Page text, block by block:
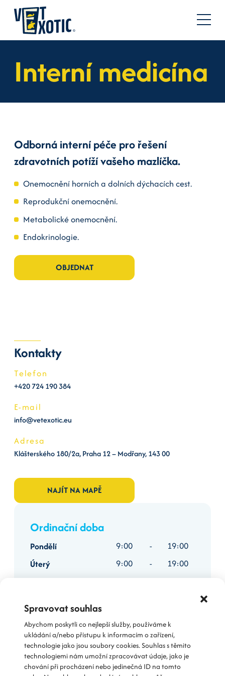
Spravovat souhlas
Abychom poskytli co nejlepší služby, používáme k
ukládání a/nebo přístupu k informacím o zařízení,
technologie jako jsou soubory cookies. Souhlas s těmito
technologiemi nám umožní zpracovávat údaje, jako je
chování při procházení nebo jedinečná ID na tomto
Interní medicína
Odborná interní péče pro řešení
zdravotních potíží vašeho mazlíčka.
Onemocnění horních a dolních dýchacích cest.
Reprodukční onemocnění.
Metabolické onemocnění.
Endokrinologie.
OBJEDNAT
Kontakty
Telefon
+420 724 190 384
E-mail
info@vetexotic.eu
Adresa
Klášterského 180/2a, Praha 12 – Modřany, 143 00
NAJÍT NA MAPĚ
Ordinační doba
Pondělí 9:00 -
19:00
Úterý
9:00 -
19:00
Středa
9:00 -
18:00
Pátek
Sobota
Zavřeno
Neděle
Zavřeno